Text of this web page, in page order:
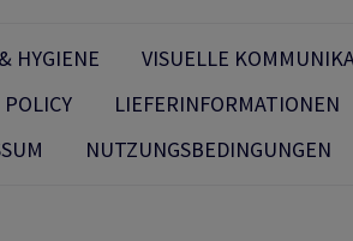
HYGIENE VISUELLE
LIEFERINFORMATIONEN
NUTZUNGSBEDINGUNGEN